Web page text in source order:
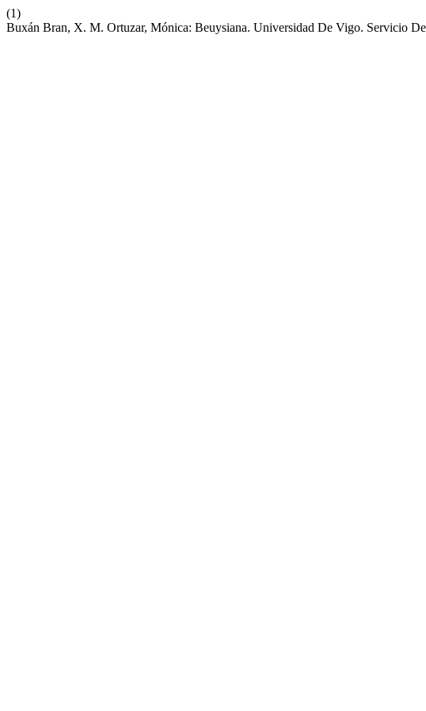
(1)
Buxán Bran, X. M. Ortuzar, Mónica: Beuysiana. Universidad De Vigo. Servicio